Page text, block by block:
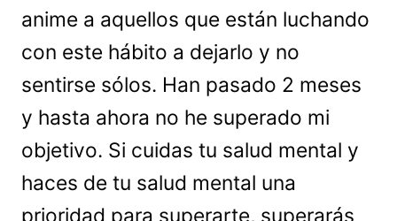
anime a aquellos que están luchando
con este hábito a dejarlo y no
sentirse sólos. Han pasado 2 meses
y hasta ahora no he superado mi
objetivo. Si cuidas tu salud mental y
haces de tu salud mental una
prioridad para superarte, superarás